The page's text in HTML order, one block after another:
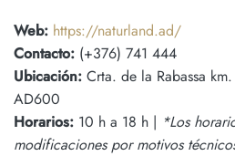
Web: https://naturland.ad/
Contacto: (+376) 741 444
Ubicación: Crta. de la Rabassa
AD600
Horarios: 10 h a 18 h | *Los
modificaciones por motivos